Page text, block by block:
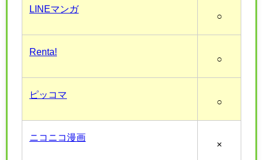
LINEマンガ
○
Renta!
○
ピッコマ
○
ニコニコ漫画
×